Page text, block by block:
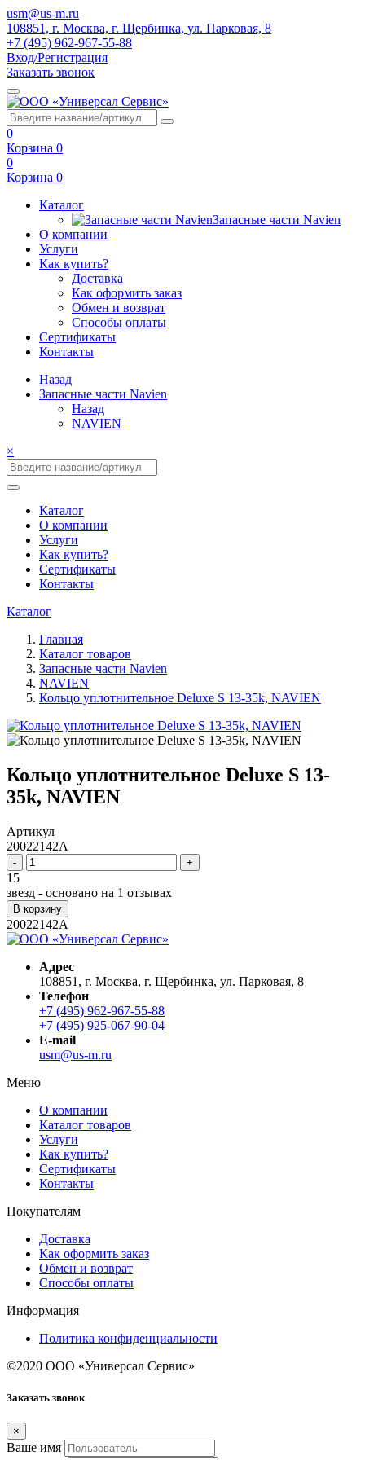
usm@us-m.ru
108851, г. Москва, г. Щербинка, ул. Парковая, 8
+7 (495) 962-967-55-88
Вход/Регистрация
Заказать звонок
0
Корзина 0
0
Корзина 0
Каталог
Запасные части Navien
О компании
Услуги
Как купить?
Доставка
Как оформить заказ
Обмен и возврат
Способы оплаты
Сертификаты
Контакты
Назад
Запасные части Navien
Назад
NAVIEN
×
Каталог
О компании
Услуги
Как купить?
Сертификаты
Контакты
Каталог
Главная
Каталог товаров
Запасные части Navien
NAVIEN
Кольцо уплотнительное Deluxe S 13-35k, NAVIEN
Кольцо уплотнительное Deluxe S 13-
35k, NAVIEN
Артикул
20022142A
- +
15
звезд - основано на 1 отзывах
В корзину
20022142A
Адрес
108851, г. Москва, г. Щербинка, ул. Парковая, 8
Телефон
+7 (495) 962-967-55-88
+7 (495) 925-067-90-04
E-mail
usm@us-m.ru
Меню
О компании
Каталог товаров
Услуги
Как купить?
Сертификаты
Контакты
Покупателям
Доставка
Как оформить заказ
Обмен и возврат
Способы оплаты
Информация
Политика конфиденциальности
©2020 ООО «Универсал Сервис»
Заказать звонок
×
Ваше имя